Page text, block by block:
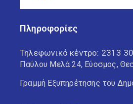
Πληροφορίες
Τηλεφωνικό κέντρο: 2313
Παύλου Μελά 24, Εύοσμος,
Γραμμή Εξυπηρέτησης του